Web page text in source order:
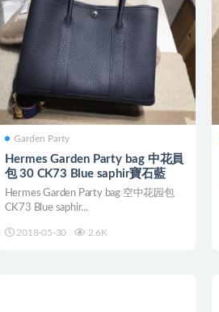
Garden Party
Hermes Garden Party bag 中花員
包 30 CK73 Blue saphir寶石藍
Hermes Garden Party bag 空中花园包
CK73 Blue saphir...
2018-05-30 2.6K